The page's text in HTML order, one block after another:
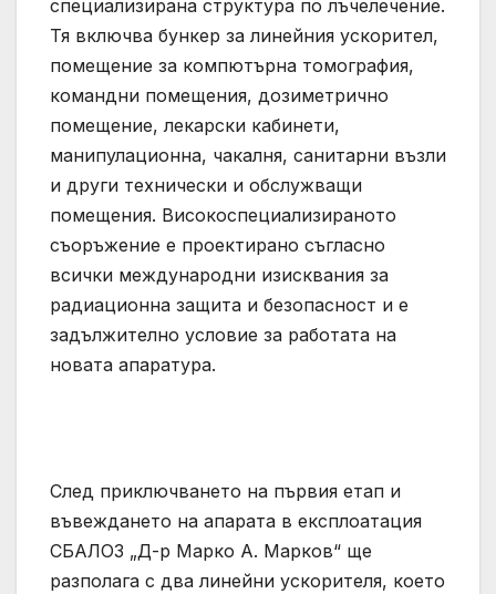
специализирана структура по лъчелечение.
Тя включва бункер за линейния ускорител,
помещение за компютърна томография,
командни помещения, дозиметрично
помещение, лекарски кабинети,
манипулационна, чакалня, санитарни възли
и други технически и обслужващи
помещения. Високоспециализираното
съоръжение е проектирано съгласно
всички международни изисквания за
радиационна защита и безопасност и е
задължително условие за работата на
новата апаратура.
След приключването на първия етап и
въвеждането на апарата в експлоатация
СБАЛОЗ „Д-р Марко А. Марков“ ще
разполага с два линейни ускорителя, което